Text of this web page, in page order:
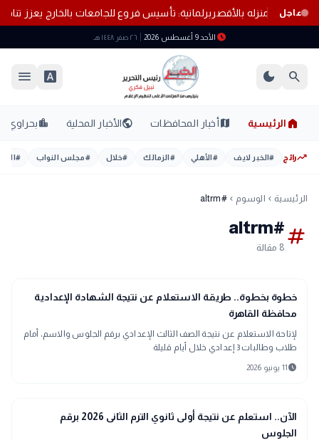
عاجل
داخل منزله بالأقصربرلمانية: تأسيس فروع للجامعات بالخارج يعزز
schedule الأحد 9 أغسطس 2026 ٢٦ صفر ١٤٤٨ هـ
search
dark_mode
font_download
menu
home الرئيسية mapأخبار المحافظات publicالأخبار المحلية location_cityبحراوي
trending_upرائج #الخبر لايف #الأهلي #الزمالك #خلال #مجلس النواب #
الرئيسية chevron_left الوسوم chevron_left
#altrm
tag
#altrm
8 مقالة
school
مدارس وجامعات
خطوة بخطوة.. طريقة الاستعلام عن نتيجة الشهادة الإعدادية
محافظة القاهرة
لإتاحة الاستعلام عن نتيجة الصف الثالث الإعدادي برقم الجلوس والاسم، أمام
طلاب وطالبات 3 إعدادي خلال أيام قليلة
schedule11 يونيو 2026
school
مدارس وجامعات
الآن.. استعلم عن نتيجة أولى ثانوي الترم الثانى 2026 برقم
الجلوس